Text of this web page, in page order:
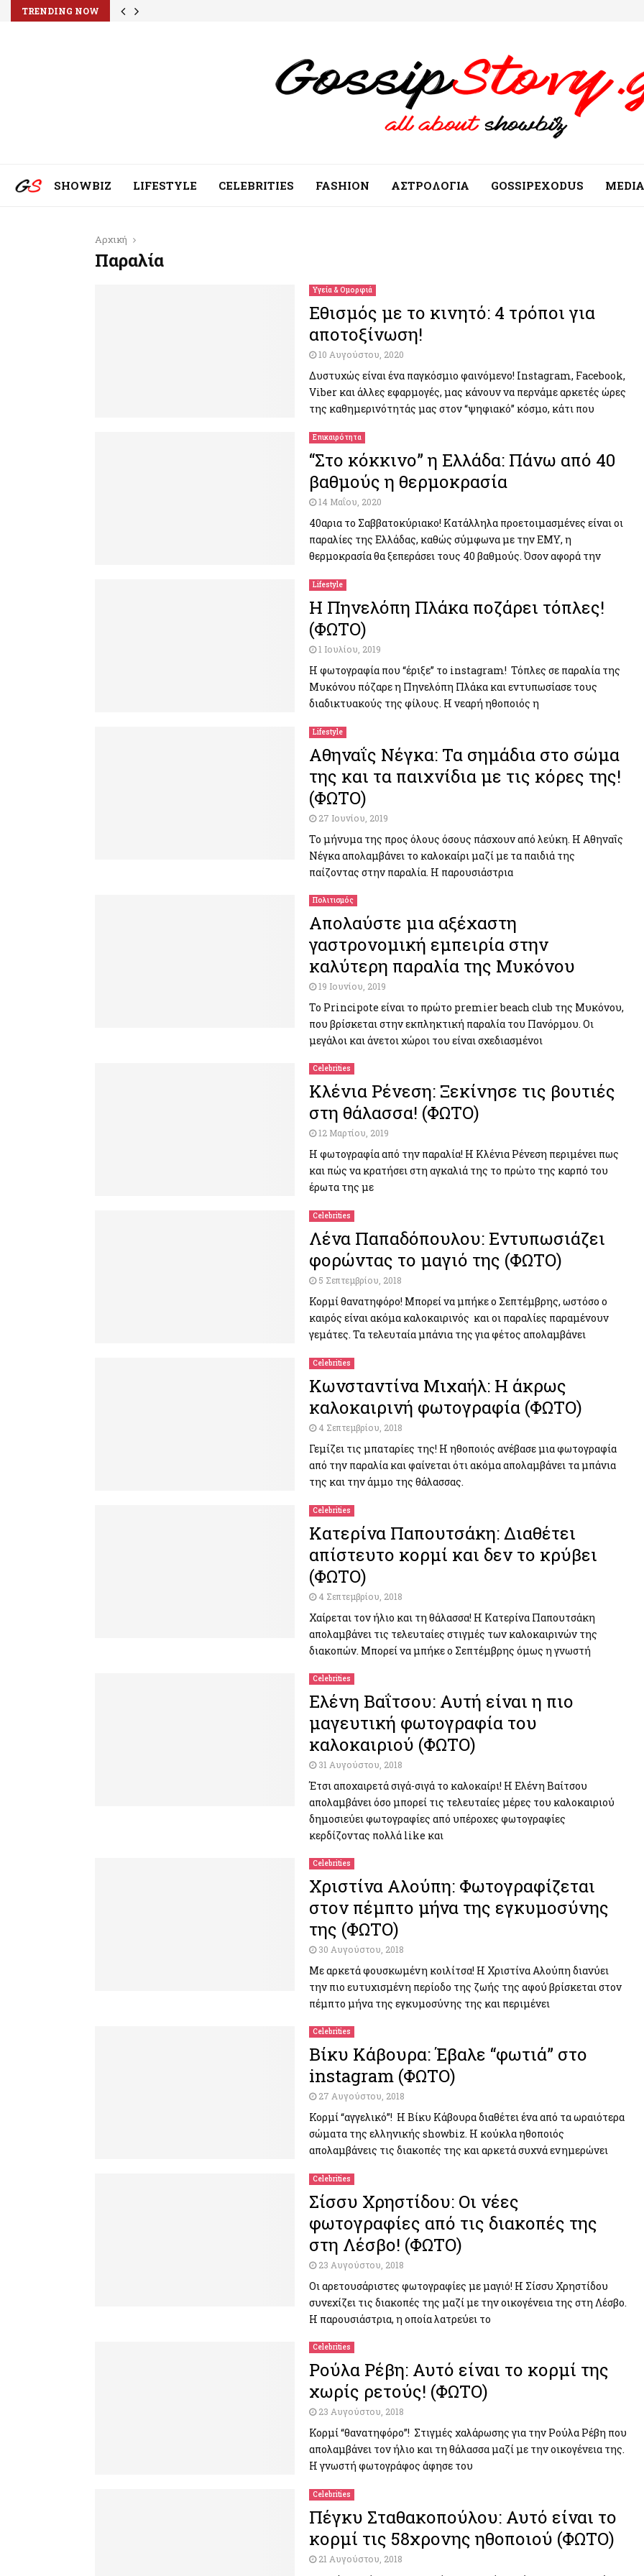
TRENDING NOW
SHOWBIZ LIFESTYLE CELEBRITIES FASHION ΑΣΤΡΟΛΟΓΙΑ GOSSIPEXODUS MEDIA
Αρχική
Παραλία
Υγεία & Ομορφιά
Εθισμός με το κινητό: 4 τρόποι για
αποτοξίνωση!
10 Αυγούστου, 2020
Δυστυχώς είναι ένα παγκόσμιο φαινόμενο! Instagram, Facebook,
Viber και άλλες εφαρμογές, μας κάνουν να περνάμε αρκετές ώρες
της καθημερινότητάς μας στον “ψηφιακό” κόσμο, κάτι που
Επικαιρότητα
“Στο κόκκινο” η Ελλάδα: Πάνω από 40
βαθμούς η θερμοκρασία
14 Μαΐου, 2020
40αρια το Σαββατοκύριακο! Κατάλληλα προετοιμασμένες είναι οι
παραλίες της Ελλάδας, καθώς σύμφωνα με την ΕΜΥ, η
θερμοκρασία θα ξεπεράσει τους 40 βαθμούς. Όσον αφορά την
Lifestyle
Η Πηνελόπη Πλάκα ποζάρει τόπλες!
(ΦΩΤΟ)
1 Ιουλίου, 2019
Η φωτογραφία που “έριξε” το instagram! Τόπλες σε παραλία της
Μυκόνου πόζαρε η Πηνελόπη Πλάκα και εντυπωσίασε τους
διαδικτυακούς της φίλους. Η νεαρή ηθοποιός η
Lifestyle
Αθηναΐς Νέγκα: Τα σημάδια στο σώμα
της και τα παιχνίδια με τις κόρες της!
(ΦΩΤΟ)
27 Ιουνίου, 2019
Το μήνυμα της προς όλους όσους πάσχουν από λεύκη. Η Αθηναΐς
Νέγκα απολαμβάνει το καλοκαίρι μαζί με τα παιδιά της
παίζοντας στην παραλία. Η παρουσιάστρια
Πολιτισμός
Απολαύστε μια αξέχαστη
γαστρονομική εμπειρία στην
καλύτερη παραλία της Μυκόνου
19 Ιουνίου, 2019
Το Principote είναι το πρώτο premier beach club της Μυκόνου,
που βρίσκεται στην εκπληκτική παραλία του Πανόρμου. Οι
μεγάλοι και άνετοι χώροι του είναι σχεδιασμένοι
Celebrities
Κλένια Ρένεση: Ξεκίνησε τις βουτιές
στη θάλασσα! (ΦΩΤΟ)
12 Μαρτίου, 2019
Η φωτογραφία από την παραλία! Η Κλένια Ρένεση περιμένει πως
και πώς να κρατήσει στη αγκαλιά της το πρώτο της καρπό του
έρωτα της με
Celebrities
Λένα Παπαδόπουλου: Εντυπωσιάζει
φορώντας το μαγιό της (ΦΩΤΟ)
5 Σεπτεμβρίου, 2018
Κορμί θανατηφόρο! Μπορεί να μπήκε ο Σεπτέμβρης, ωστόσο ο
καιρός είναι ακόμα καλοκαιρινός και οι παραλίες παραμένουν
γεμάτες. Τα τελευταία μπάνια της για φέτος απολαμβάνει
Celebrities
Κωνσταντίνα Μιχαήλ: H άκρως
καλοκαιρινή φωτογραφία (ΦΩΤΟ)
4 Σεπτεμβρίου, 2018
Γεμίζει τις μπαταρίες της! Η ηθοποιός ανέβασε μια φωτογραφία
από την παραλία και φαίνεται ότι ακόμα απολαμβάνει τα μπάνια
της και την άμμο της θάλασσας.
Celebrities
Κατερίνα Παπουτσάκη: Διαθέτει
απίστευτο κορμί και δεν το κρύβει
(ΦΩΤΟ)
4 Σεπτεμβρίου, 2018
Χαίρεται τον ήλιο και τη θάλασσα! Η Κατερίνα Παπουτσάκη
απολαμβάνει τις τελευταίες στιγμές των καλοκαιρινών της
διακοπών. Μπορεί να μπήκε ο Σεπτέμβρης όμως η γνωστή
Celebrities
Ελένη Βαΐτσου: Αυτή είναι η πιο
μαγευτική φωτογραφία του
καλοκαιριού (ΦΩΤΟ)
31 Αυγούστου, 2018
Έτσι αποχαιρετά σιγά-σιγά το καλοκαίρι! Η Ελένη Βαίτσου
απολαμβάνει όσο μπορεί τις τελευταίες μέρες του καλοκαιριού
δημοσιεύει φωτογραφίες από υπέροχες φωτογραφίες
κερδίζοντας πολλά like και
Celebrities
Χριστίνα Αλούπη: Φωτογραφίζεται
στον πέμπτο μήνα της εγκυμοσύνης
της (ΦΩΤΟ)
30 Αυγούστου, 2018
Με αρκετά φουσκωμένη κοιλίτσα! Η Χριστίνα Αλούπη διανύει
την πιο ευτυχισμένη περίοδο της ζωής της αφού βρίσκεται στον
πέμπτο μήνα της εγκυμοσύνης της και περιμένει
Celebrities
Βίκυ Κάβουρα: Έβαλε “φωτιά” στο
instagram (ΦΩΤΟ)
27 Αυγούστου, 2018
Κορμί “αγγελικό”! Η Βίκυ Κάβουρα διαθέτει ένα από τα ωραιότερα
σώματα της ελληνικής showbiz. Η κούκλα ηθοποιός
απολαμβάνεις τις διακοπές της και αρκετά συχνά ενημερώνει
Celebrities
Σίσσυ Χρηστίδου: Oι νέες
φωτογραφίες από τις διακοπές της
στη Λέσβο! (ΦΩΤΟ)
23 Αυγούστου, 2018
Οι αρετουσάριστες φωτογραφίες με μαγιό! Η Σίσσυ Χρηστίδου
συνεχίζει τις διακοπές της μαζί με την οικογένεια της στη Λέσβο.
Η παρουσιάστρια, η οποία λατρεύει το
Celebrities
Ρούλα Ρέβη: Αυτό είναι το κορμί της
χωρίς ρετούς! (ΦΩΤΟ)
23 Αυγούστου, 2018
Κορμί “θανατηφόρο”! Στιγμές χαλάρωσης για την Ρούλα Ρέβη που
απολαμβάνει τον ήλιο και τη θάλασσα μαζί με την οικογένεια της.
Η γνωστή φωτογράφος άφησε του
Celebrities
Πέγκυ Σταθακοπούλου: Αυτό είναι το
κορμί τις 58χρονης ηθοποιού (ΦΩΤΟ)
21 Αυγούστου, 2018